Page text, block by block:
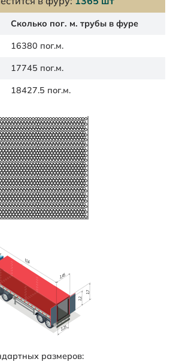
Сколько пог. м. трубы в фуре
16380 пог.м.
17745 пог.м.
18427.5 пог.м.
размеров: